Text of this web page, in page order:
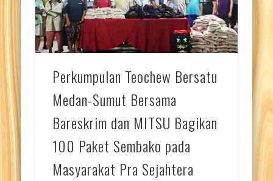
Perkumpulan Teochew Bersatu
Medan-Sumut Bersama
Bareskrim dan MITSU Bagikan
100 Paket Sembako pada
Masyarakat Pra Sejahtera